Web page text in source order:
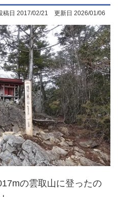
2017/02/21 2026/01/06
の雲取山に登ったの